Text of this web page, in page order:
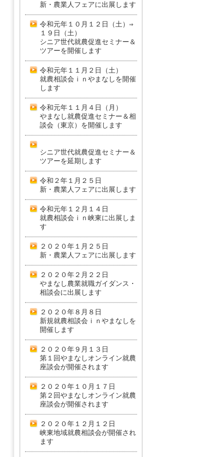
新・農業人フェアに出展します
令和元年１０月１２日（土）⇒
１９日（土）
シニア世代就農促進セミナー＆
ツアーを開催します
令和元年１１月２日（土）
就農相談会ｉｎやまなしを開催
します
令和元年１１月４日（月）
やまなし就農促進セミナー＆相
談会（東京）を開催します
シニア世代就農促進セミナー＆
ツアーを延期します
令和２年１月２５日
新・農業人フェアに出展します
令和元年１２月１４日
就農相談会ｉｎ峡東に出展しま
す
２０２０年１月２５日
新・農業人フェアに出展します
２０２０年２月２２日
やまなし農業就職ガイダンス・
相談会に出展します
２０２０年８月８日
新規就農相談会ｉｎやまなしを
開催します
２０２０年９月１３日
第１回やまなしオンライン就農
座談会が開催されます
２０２０年１０月１７日
第２回やまなしオンライン就農
座談会が開催されます
２０２０年１２月１２日
峡東地域就農相談会が開催され
ます